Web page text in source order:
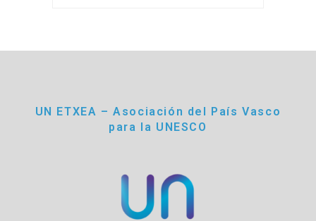
UN ETXEA – Asociación del País Vasco
para la UNESCO